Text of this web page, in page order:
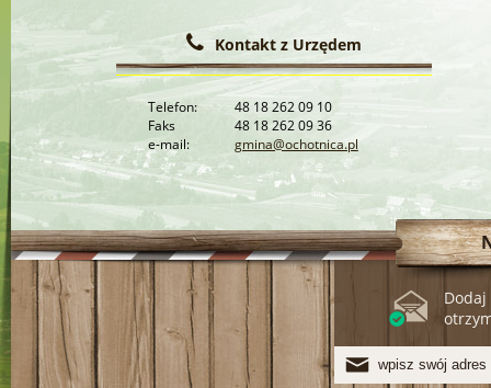
Kontakt z Urzędem
Telefon:
48 18 262 09 10
Faks
48 18 262 09 36
e-mail:
gmina@ochotnica.pl